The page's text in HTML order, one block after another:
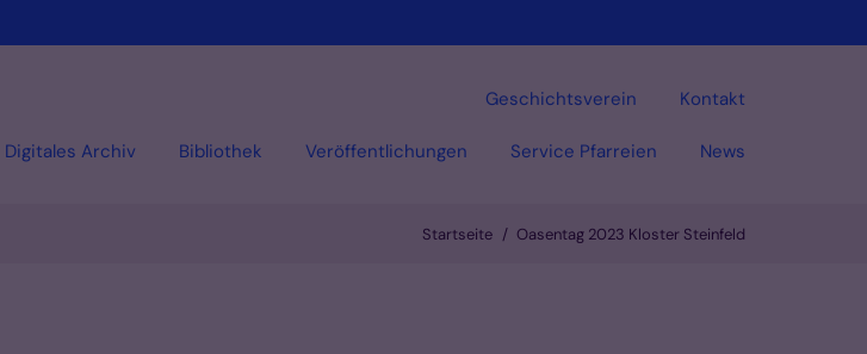
Digitales Archiv Bibliothek Veröffentlichungen Service Pfarreien News
Geschichtsverein Kontakt
Startseite Oasentag 2023 Kloster Steinfeld